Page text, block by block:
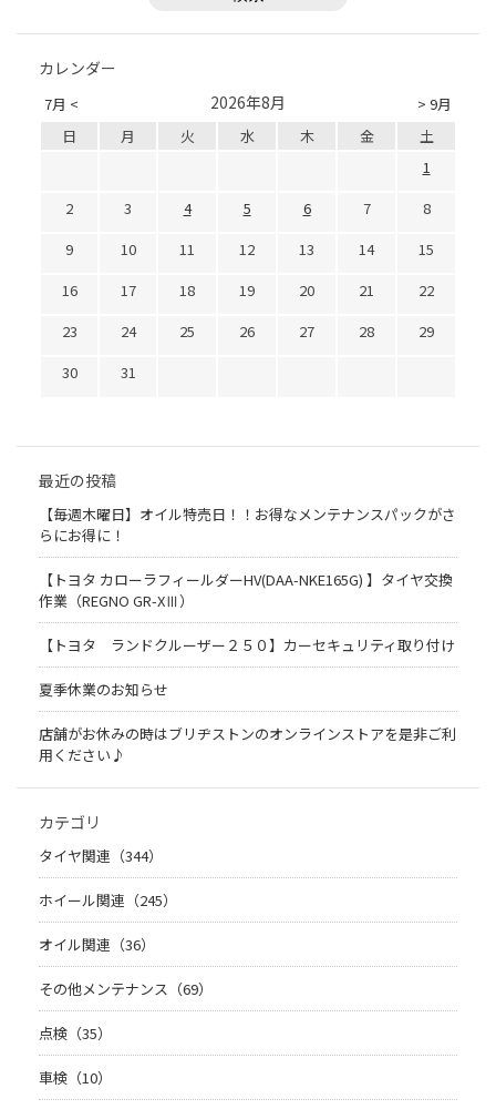
カレンダー
7月 < > 9月
2026年8月
日 月 火 水 木 金
土
1
2
3 4 5 6 7
8
9
10 11 12 13 14
15
16
17 18 19 20 21
22
23
24 25 26 27 28
29
30
31
最近の投稿
【毎週木曜日】オイル特売日！！お得なメンテナンスパックがさ
らにお得に！
【トヨタ カローラフィールダーHV(DAA-NKE165G) 】タイヤ交換
作業（REGNO GR-XⅢ）
【トヨタ ランドクルーザー２５０】カーセキュリティ取り付け
夏季休業のお知らせ
店舗がお休みの時はブリヂストンのオンラインストアを是非ご利
用ください♪
カテゴリ
タイヤ関連（344）
ホイール関連（245）
オイル関連（36）
その他メンテナンス（69）
点検（35）
車検（10）